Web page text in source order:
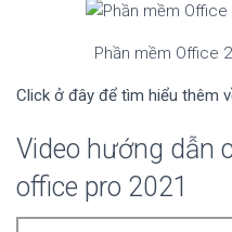
Phần mềm Office
Click ở đây để tìm hiểu thêm
Video hướng dẫn
office pro 2021